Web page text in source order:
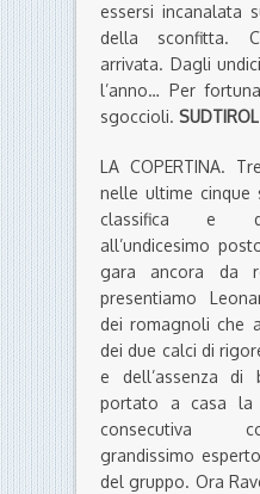
essersi incanalata
della sconfitta.
arrivata. Dagli
l’anno… Per
sgoccioli.
LA COPERTINA.
nelle ultime cinque
classifica e
all’undicesimo
gara ancora da
presentiamo
dei romagnoli che
dei due calci di
e dell’assenza di
portato a casa la
consecutiva
grandissimo
del gruppo. Ora